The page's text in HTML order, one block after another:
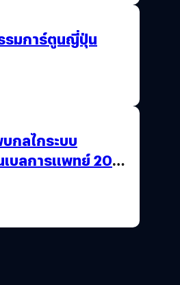
รมการ์ตูนญี่ปุ่น
กลไกระบบ
บลการแพทย์ 2025